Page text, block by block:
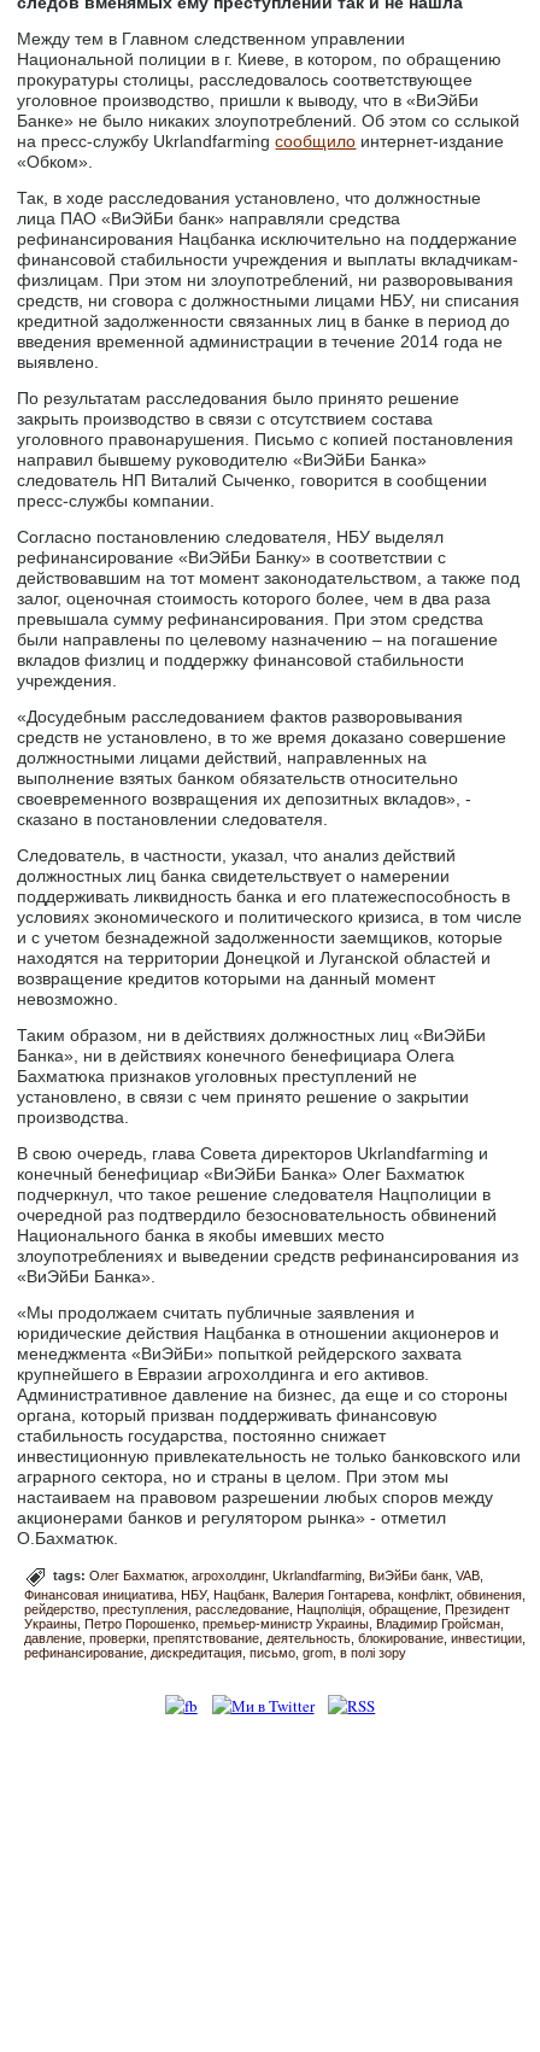
Между тем в Главном следственном управлении
Национальной полиции в г. Киеве, в котором, по обращению
прокуратуры столицы, расследовалось соответствующее
уголовное производство, пришли к выводу, что в «ВиЭйБи
Банке» не было никаких злоупотреблений. Об этом со сслыкой
на пресс-службу Ukrlandfarmingсообщило интернет-издание
«Обком».
Так, в ходе расследования установлено, что должностные
лица ПАО «ВиЭйБи банк» направляли средства
рефинансирования Нацбанка исключительно на поддержание
финансовой стабильности учреждения и выплаты вкладчикам-
физлицам. При этом ни злоупотреблений, ни разворовывания
средств, ни сговора с должностными лицами НБУ, ни списания
кредитной задолженности связанных лиц в банке в период до
введения временной администрации в течение 2014 года не
выявлено.
По результатам расследования было принято решение
закрыть производство в связи с отсутствием состава
уголовного правонарушения. Письмо с копией постановления
направил бывшему руководителю «ВиЭйБи Банка»
следователь НП Виталий Сыченко, говорится в сообщении
пресс-службы компании.
Согласно постановлению следователя, НБУ выделял
рефинансирование «ВиЭйБи Банку» в соответствии с
действовавшим на тот момент законодательством, а также под
залог, оценочная стоимость которого более, чем в два раза
превышала сумму рефинансирования. При этом средства
были направлены по целевому назначению – на погашение
вкладов физлиц и поддержку финансовой стабильности
учреждения.
«Досудебным расследованием фактов разворовывания
средств не установлено, в то же время доказано совершение
должностными лицами действий, направленных на
выполнение взятых банком обязательств относительно
своевременного возвращения их депозитных вкладов», -
сказано в постановлении следователя.
Следователь, в частности, указал, что анализ действий
должностных лиц банка свидетельствует о намерении
поддерживать ликвидность банка и его платежеспособность в
условиях экономического и политического кризиса, в том числе
и с учетом безнадежной задолженности заемщиков, которые
находятся на территории Донецкой и Луганской областей и
возвращение кредитов которыми на данный момент
невозможно.
Таким образом, ни в действиях должностных лиц «ВиЭйБи
Банка», ни в действиях конечного бенефициара Олега
Бахматюка признаков уголовных преступлений не
установлено, в связи с чем принято решение о закрытии
производства.
В свою очередь, глава Совета директоров Ukrlandfarming и
конечный бенефициар «ВиЭйБи Банка» Олег Бахматюк
подчеркнул, что такое решение следователя Нацполиции в
очередной раз подтвердило безосновательность обвинений
Национального банка в якобы имевших место
злоупотреблениях и выведении средств рефинансирования из
«ВиЭйБи Банка».
«Мы продолжаем считать публичные заявления и
юридические действия Нацбанка в отношении акционеров и
менеджмента «ВиЭйБи» попыткой рейдерского захвата
крупнейшего в Евразии агрохолдинга и его активов.
Административное давление на бизнес, да еще и со стороны
органа, который призван поддерживать финансовую
стабильность государства, постоянно снижает
инвестиционную привлекательность не только банковского или
аграрного сектора, но и страны в целом. При этом мы
настаиваем на правовом разрешении любых споров между
акционерами банков и регулятором рынка» - отметил
О.Бахматюк.
tags:Олег Бахматюк агрохолдинг Ukrlandfarming ВиЭйБи банк VAB
Финансовая инициатива
НБУ Нацбанк Валерия Гонтарева конфлікт обвинения
рейдерство преступления расследование Нацполіція обращение
Президент
Украины
Петро Порошенко премьер-министр Украины
Владимир Гройсман
давление проверки препятствование деятельность блокирование инвестиции
рефинансирование дискредитация письмо grom в полі зору